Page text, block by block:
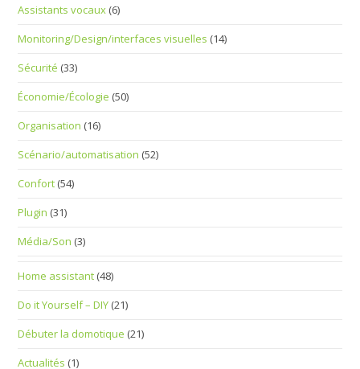
Assistants vocaux (6)
Monitoring/Design/interfaces visuelles (14)
Sécurité (33)
Économie/Écologie (50)
Organisation (16)
Scénario/automatisation (52)
Confort (54)
Plugin (31)
Média/Son (3)
Home assistant (48)
Do it Yourself – DIY (21)
Débuter la domotique (21)
Actualités (1)